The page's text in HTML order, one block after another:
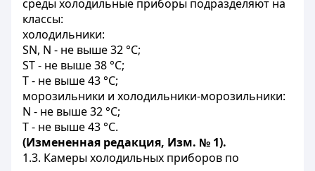
среды холодильные приборы подразделяют на
классы:
холодильники:
SN, N - не выше 32 °С;
ST - не выше 38 °С;
Т - не выше 43 °С;
морозильники и холодильники-морозильники:
N - не выше 32 °С;
Т - не выше 43 °С.
(Измененная редакция, Изм. № 1).
1.3. Камеры холодильных приборов по